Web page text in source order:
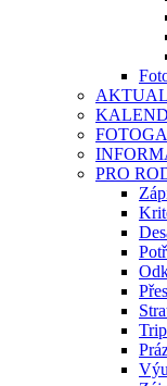
PRO